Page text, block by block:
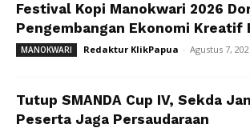
Festival Kopi Manokwari 2026
Pengembangan Ekonomi Kreatif
MANOKWARI Redaktur KlikPapua - Agustus 7,
Tutup SMANDA Cup IV, Sekda
Peserta Jaga Persaudaraan